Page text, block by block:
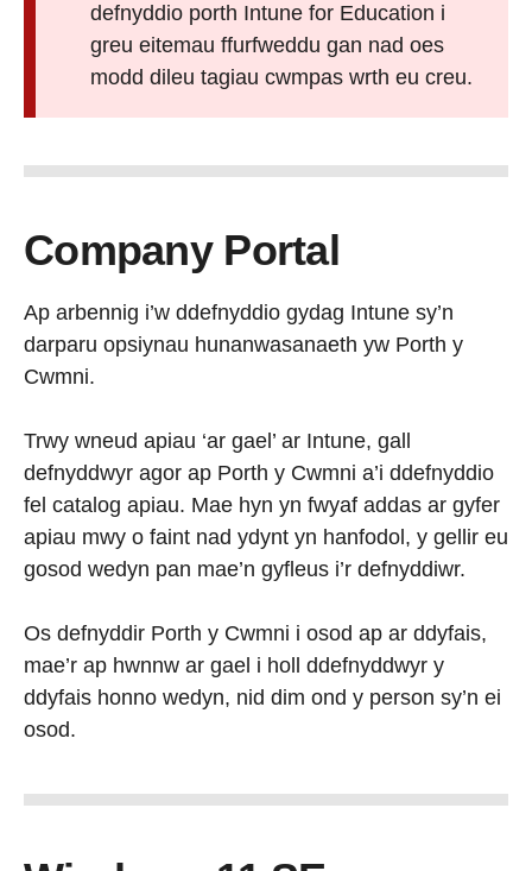
defnyddio porth Intune for Education i
greu eitemau ffurfweddu gan nad oes
modd dileu tagiau cwmpas wrth eu creu.
Company Portal
Ap arbennig i’w ddefnyddio gydag Intune sy’n
darparu opsiynau hunanwasanaeth yw Porth y
Cwmni.
Trwy wneud apiau ‘ar gael’ ar Intune, gall
defnyddwyr agor ap Porth y Cwmni a’i ddefnyddio
fel catalog apiau. Mae hyn yn fwyaf addas ar gyfer
apiau mwy o faint nad ydynt yn hanfodol, y gellir eu
gosod wedyn pan mae’n gyfleus i’r defnyddiwr.
Os defnyddir Porth y Cwmni i osod ap ar ddyfais,
mae’r ap hwnnw ar gael i holl ddefnyddwyr y
ddyfais honno wedyn, nid dim ond y person sy’n ei
osod.